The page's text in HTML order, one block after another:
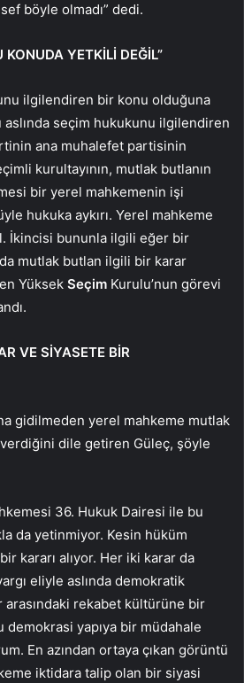
böyle olmadı” dedi.
YETKİLİ DEĞİL”
ilgilendiren bir konu olduğuna
aslında seçim hukukunu ilgilendiren
ana muhalefet partisinin
kurultayının, mutlak butlanın
bir yerel mahkemenin işi
hukuka aykırı. Yerel mahkeme
İkincisi bununla ilgili eğer bir
mutlak butlan ilgili bir karar
Yüksek Seçim Kurulu’nun görevi
VE SİYASETE BİR
gidilmeden yerel mahkeme mutlak
dile getiren Güleç, şöyle
36. Hukuk Dairesi ile bu
da yetinmiyor. Kesin hüküm
kararı alıyor. Her iki karar da
eliyle aslında demokratik
rekabet kültürüne bir
demokrasi yapıya bir müdahale
En azından ortaya çıkan görüntü
iktidara talip olan bir siyasi